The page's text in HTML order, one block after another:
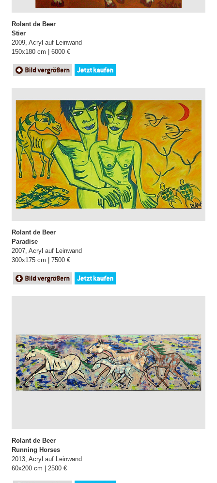
Rolant de Beer
Stier
2009, Acryl auf Leinwand
150x180 cm | 6000 €
Rolant de Beer
Paradise
2007, Acryl auf Leinwand
300x175 cm | 7500 €
Rolant de Beer
Running Horses
2013, Acryl auf Leinwand
60x200 cm | 2500 €